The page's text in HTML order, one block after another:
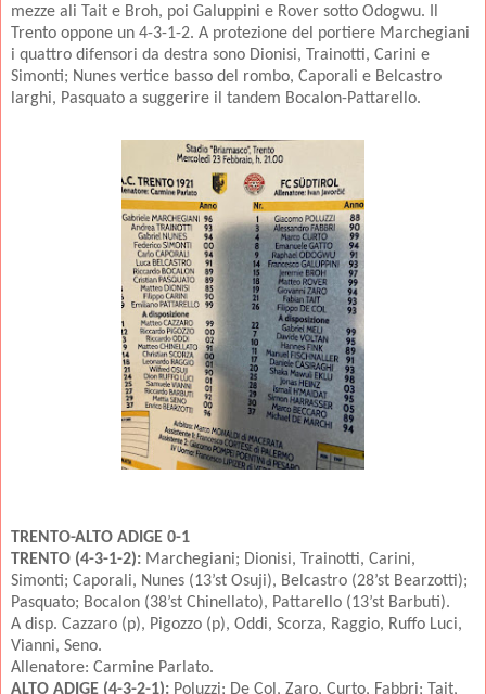
mezze ali Tait e Broh, poi Galuppini e Rover sotto Odogwu. Il
Trento oppone un 4-3-1-2. A protezione del portiere Marchegiani
i quattro difensori da destra sono Dionisi, Trainotti, Carini e
Simonti; Nunes vertice basso del rombo, Caporali e Belcastro
larghi, Pasquato a suggerire il tandem Bocalon-Pattarello.
TRENTO-ALTO ADIGE 0-1
TRENTO (4-3-1-2): Marchegiani; Dionisi, Trainotti, Carini,
Simonti; Caporali, Nunes (13’st Osuji), Belcastro (28’st Bearzotti);
Pasquato; Bocalon (38’st Chinellato), Pattarello (13’st Barbuti).
A disp. Cazzaro (p), Pigozzo (p), Oddi, Scorza, Raggio, Ruffo Luci,
Vianni, Seno.
Allenatore: Carmine Parlato.
ALTO ADIGE (4-3-2-1): Poluzzi; De Col, Zaro, Curto, Fabbri; Tait,